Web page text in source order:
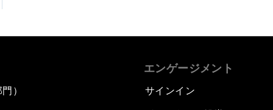
）
エンゲージメント
サインイン